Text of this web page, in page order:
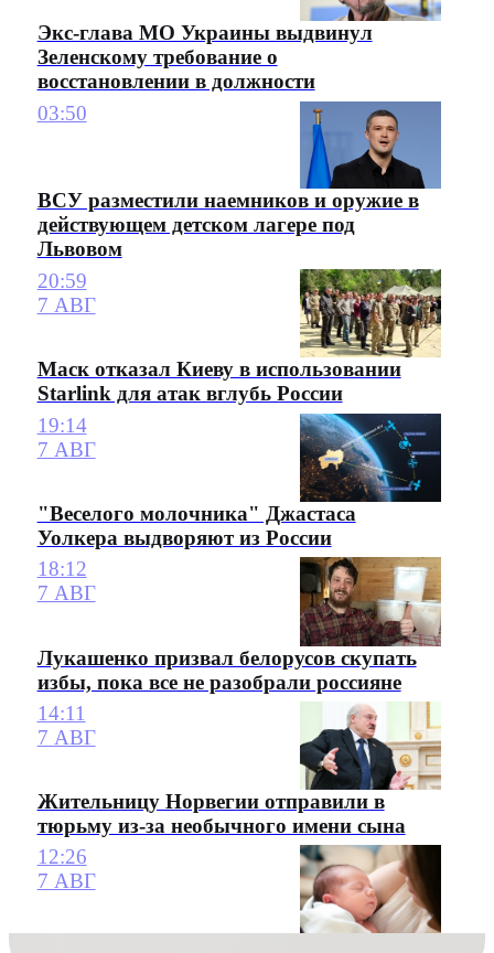
Экс-глава МО Украины выдвинул
Зеленскому требование о
восстановлении в должности
03:50
ВСУ разместили наемников и оружие в
действующем детском лагере под
Львовом
20:59
7 АВГ
Маск отказал Киеву в использовании
Starlink для атак вглубь России
19:14
7 АВГ
"Веселого молочника" Джастаса
Уолкера выдворяют из России
18:12
7 АВГ
Лукашенко призвал белорусов скупать
избы, пока все не разобрали россияне
14:11
7 АВГ
Жительницу Норвегии отправили в
тюрьму из-за необычного имени сына
12:26
7 АВГ